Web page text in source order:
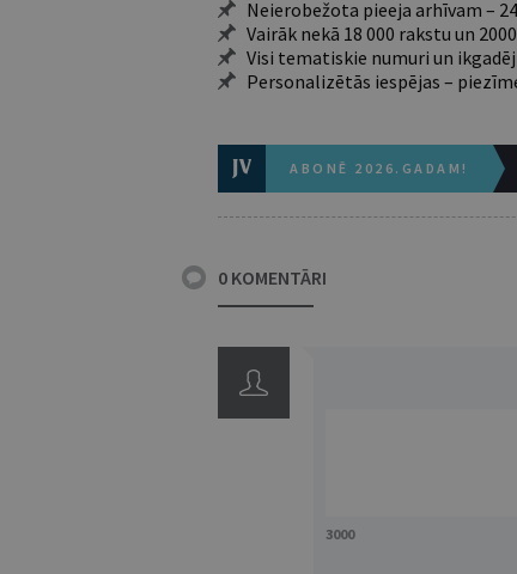
Neierobežota pieeja arhīvam –
Vairāk nekā 18 000 rakstu un
Visi tematiskie numuri un
Personalizētās iespējas –
ABONĒ 2026.GADAM!
0 KOMENTĀRI
3000